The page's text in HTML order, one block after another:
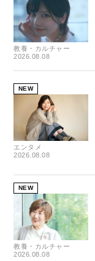
教養・カルチャー
2026.08.08
NEW
エンタメ
2026.08.08
NEW
教養・カルチャー
2026.08.08